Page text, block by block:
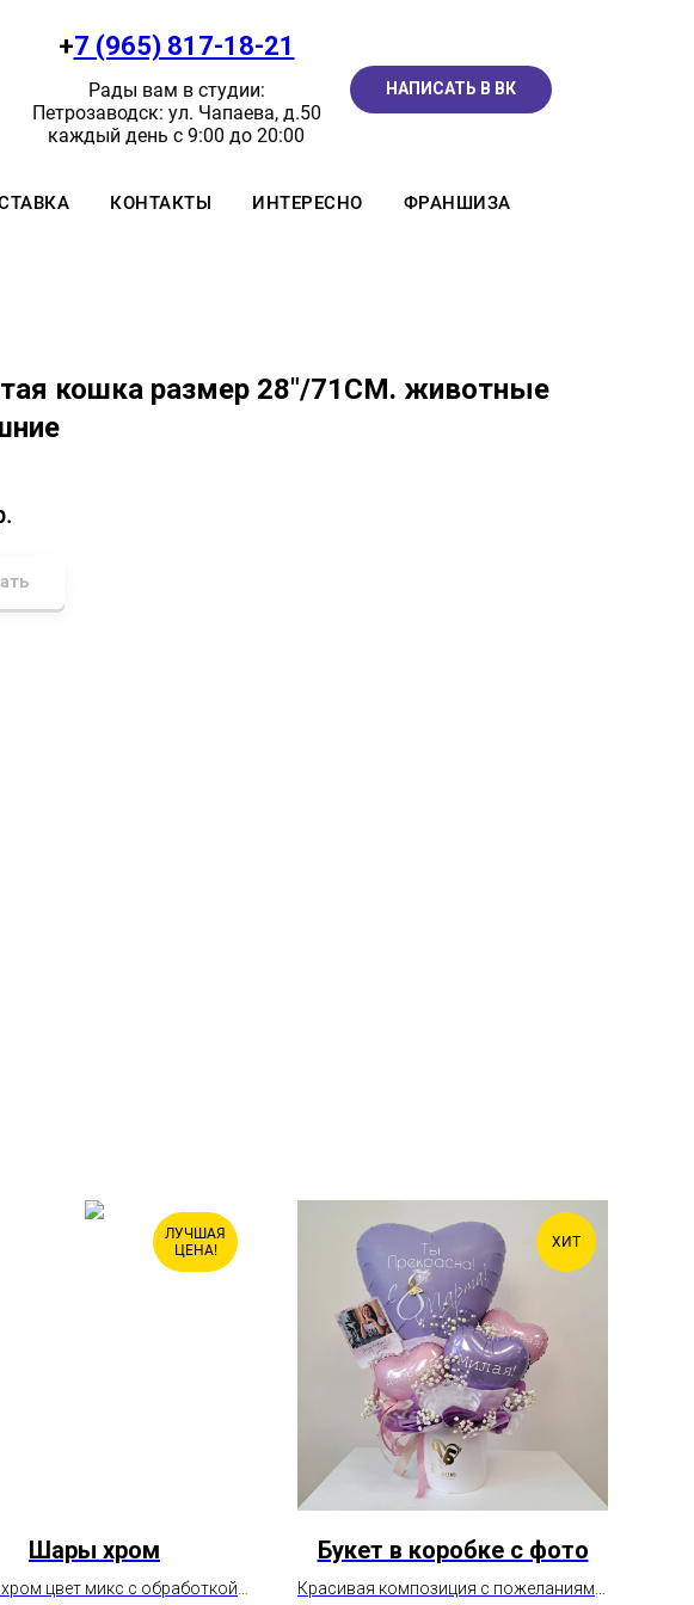
+7 (965) 817-18-21
Рады вам в студии:
Петрозаводск: ул. Чапаева, д.50
каждый день с 9:00 до 20:00
НАПИСАТЬ В ВК
КОНТАКТЫ ИНТЕРЕСНО ФРАНШИЗА
кошка размер 28"/71CM. животные
ЛУЧШАЯ
ЦЕНА!
Шары хром
цвет микс с обработкой
ХИТ
Букет в коробке с фото
Красивая композиция с пожеланиями,